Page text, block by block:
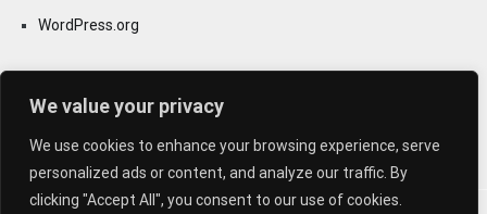
We value your privacy
We use cookies to enhance your browsing experience, serve
personalized ads or content, and analyze our traffic. By
clicking "Accept All", you consent to our use of cookies.
WordPress.org